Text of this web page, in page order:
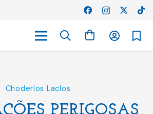
Choderlos Laclos
PERIGOSAS